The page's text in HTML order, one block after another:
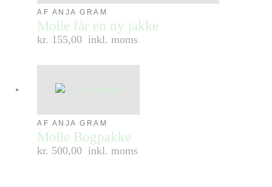
AF ANJA GRAM
Molle får en ny jakke
kr. 155,00 inkl. moms
AF ANJA GRAM
Molle Bogpakke
kr. 500,00 inkl. moms